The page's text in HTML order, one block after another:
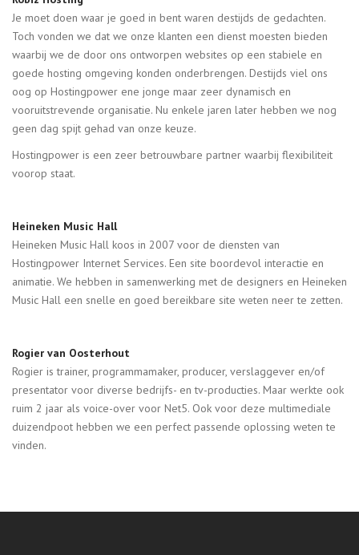
Je moet doen waar je goed in bent waren destijds de gedachten.
Toch vonden we dat we onze klanten een dienst moesten bieden
waarbij we de door ons ontworpen websites op een stabiele en
goede hosting omgeving konden onderbrengen. Destijds viel ons
oog op Hostingpower ene jonge maar zeer dynamisch en
vooruitstrevende organisatie. Nu enkele jaren later hebben we nog
geen dag spijt gehad van onze keuze.
Hostingpower is een zeer betrouwbare partner waarbij flexibiliteit
voorop staat.
Heineken Music Hall
Heineken Music Hall koos in 2007 voor de diensten van
Hostingpower Internet Services. Een site boordevol interactie en
animatie. We hebben in samenwerking met de designers en Heineken
Music Hall een snelle en goed bereikbare site weten neer te zetten.
Rogier van Oosterhout
Rogier is trainer, programmamaker, producer, verslaggever en/of
presentator voor diverse bedrijfs- en tv-producties. Maar werkte ook
ruim 2 jaar als voice-over voor Net5. Ook voor deze multimediale
duizendpoot hebben we een perfect passende oplossing weten te
vinden.